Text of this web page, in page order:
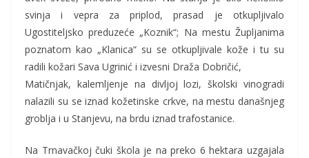
svinja i vepra za priplod, prasad je otkupljivalo
Ugostiteljsko preduzeće „Koznik“; Na mestu Župljanima
poznatom kao „Klanica“ su se otkupljivale kože i tu su
radili kožari Sava Ugrinić i izvesni Draža Dobričić,
Matičnjak, kalemljenje na divljoj lozi, školski vinogradi
nalazili su se iznad kožetinske crkve, na mestu današnjeg
groblja i u Stanjevu, na brdu iznad trafostanice.
Na Trnavačkoj čuki škola je na preko 6 hektara uzgajala